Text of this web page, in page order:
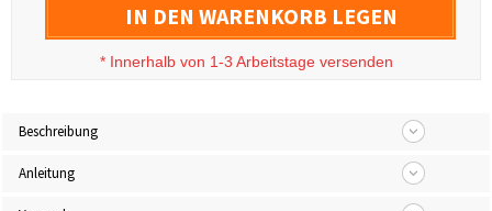
IN DEN WARENKORB LEGEN
* Innerhalb von 1-3 Arbeitstage versenden
Beschreibung
Anleitung